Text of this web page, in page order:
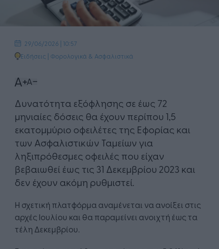
29/06/2026 | 10:57
Ειδήσεις | Φορολογικά & Ασφαλιστικά
Δυνατότητα εξόφλησης σε έως 72
μηνιαίες δόσεις θα έχουν περίπου 1,5
εκατομμύριο οφειλέτες της Εφορίας και
των Ασφαλιστικών Ταμείων για
ληξιπρόθεσμες οφειλές που είχαν
βεβαιωθεί έως τις 31 Δεκεμβρίου 2023 και
δεν έχουν ακόμη ρυθμιστεί.
Η σχετική πλατφόρμα αναμένεται να ανοίξει στις
αρχές Ιουλίου και θα παραμείνει ανοιχτή έως τα
τέλη Δεκεμβρίου.